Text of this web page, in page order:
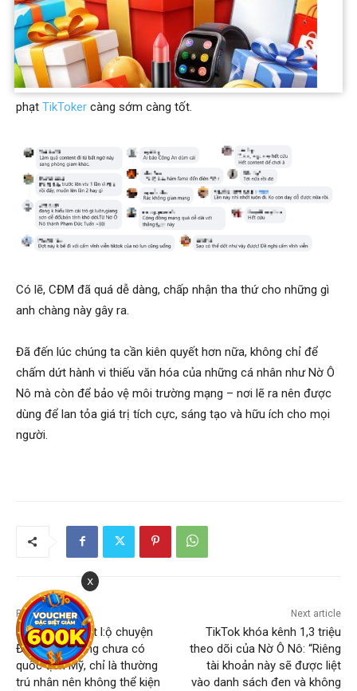
Hiện tại, nam TikToker tiếp tục sử dụng chiêu “án binh bất
động”. Trong khi đó, MXH đang dấy lên làn sóng phẫn nộ lớn,
thậm chí có ý kiến còn đề nghị pháp luật can thiệp và xử
phạt TikToker càng sớm càng tốt.
Có lẽ, CĐM đã quá dễ dàng, chấp nhận tha thứ cho những gì
anh chàng này gây ra.
Đã đến lúc chúng ta cần kiên quyết hơn nữa, không chỉ để
chấm dứt hành vi thiếu văn hóa của những cá nhân như Nờ Ô
Nô mà còn để bảo vệ môi trường mạng – nơi lẽ ra nên được
dùng để lan tỏa giá trị tích cực, sáng tạo và hữu ích cho mọi
người.
Previous article
Dũng Taylor tiết l:ộ chuyện
Đàm Vĩnh Hưng chưa có
quốc tịch Mỹ, chỉ là thường
trú nhân nên không thể kiện
Next article
TikTok khóa kênh 1,3 triệu
theo dõi của Nờ Ô Nô: “Riêng
tài khoản này sẽ được liệt
vào danh sách đen và không
x